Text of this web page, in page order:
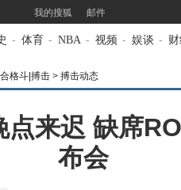
我的搜狐 邮件
- 体育 - NBA - 视频 - 娱谈 -
格斗|搏击 > 搏击动态
点来迟 缺席
布会